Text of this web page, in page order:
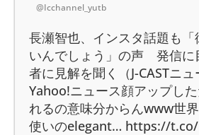
@Icchannel_yutb
長瀬智也、インスタ話題も「
いんでしょう」の声 発信に
者に見解を聞く（J-CASTニ
Yahoo!ニュース顔アップし
れるの意味分からんwww世
使いのelegant… https://t.co/